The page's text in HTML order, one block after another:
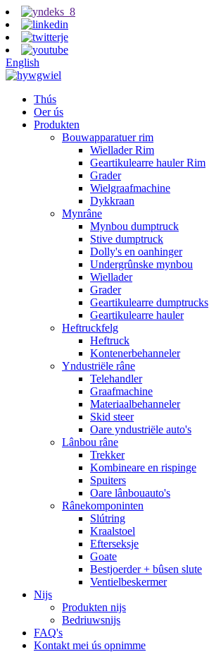
English
Thús
Oer ús
Produkten
Bouwapparatuer rim
Wiellader Rim
Geartikulearre hauler Rim
Grader
Wielgraafmachine
Dykkraan
Mynrâne
Mynbou dumptruck
Stive dumptruck
Dolly's en oanhinger
Undergrûnske mynbou
Wiellader
Grader
Geartikulearre dumptrucks
Geartikulearre hauler
Heftruckfelg
Heftruck
Kontenerbehanneler
Yndustriële râne
Telehandler
Graafmachine
Materiaalbehanneler
Skid steer
Oare yndustriële auto's
Lânbou râne
Trekker
Kombineare en rispinge
Spuiters
Oare lânbouauto's
Rânekomponinten
Slútring
Kraalstoel
Efterseksje
Goate
Bestjoerder + bûsen slute
Ventielbeskermer
Nijs
Produkten nijs
Bedriuwsnijs
FAQ's
Kontakt mei ús opnimme